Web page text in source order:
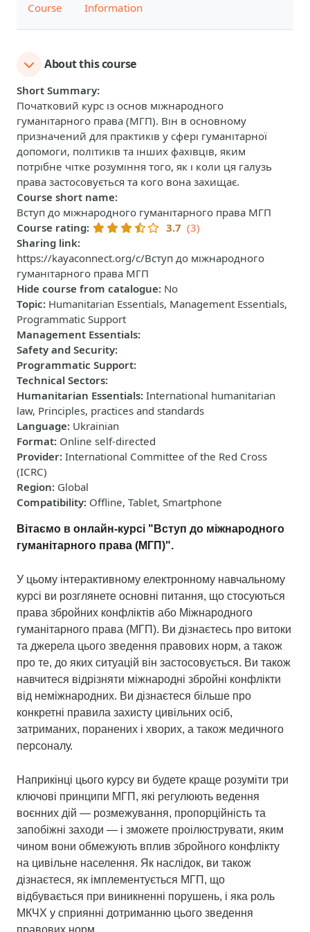
Course Information
About this course
Short Summary:
Початковий курс із основ міжнародного
гуманітарного права (МГП). Він в основному
призначений для практиків у сфері гуманітарної
допомоги, політиків та інших фахівців, яким
потрібне чітке розуміння того, як і коли ця галузь
права застосовується та кого вона захищає.
Course short name:
Вступ до міжнародного гуманітарного права МГП
Course rating: 3.7 (3)
Sharing link:
https://kayaconnect.org/c/Вступ до міжнародного
гуманітарного права МГП
Hide course from catalogue: No
Topic: Humanitarian Essentials, Management Essentials,
Programmatic Support
Management Essentials:
Safety and Security:
Programmatic Support:
Technical Sectors:
Humanitarian Essentials: International humanitarian
law, Principles, practices and standards
Language: Ukrainian
Format: Online self-directed
Provider: International Committee of the Red Cross
(ICRC)
Region: Global
Compatibility: Offline, Tablet, Smartphone
Вітаємо в онлайн-курсі "Вступ до міжнародного
гуманітарного права (МГП)".
У цьому інтерактивному електронному навчальному
курсі ви розглянете основні питання, що стосуються
права збройних конфліктів або Міжнародного
гуманітарного права (МГП). Ви дізнаєтесь про витоки
та джерела цього зведення правових норм, а також
про те, до яких ситуацій він застосовується. Ви також
навчитеся відрізняти міжнародні збройні конфлікти
від неміжнародних. Ви дізнаєтеся більше про
конкретні правила захисту цивільних осіб,
затриманих, поранених і хворих, а також медичного
персоналу.
Наприкінці цього курсу ви будете краще розуміти три
ключові принципи МГП, які регулюють ведення
воєнних дій — розмежування, пропорційність та
запобіжні заходи — і зможете проілюструвати, яким
чином вони обмежують вплив збройного конфлікту
на цивільне населення. Як наслідок, ви також
дізнаєтеся, як імплементується МГП, що
відбувається при виникненні порушень, і яка роль
МКЧХ у сприянні дотриманню цього зведення
правових норм.